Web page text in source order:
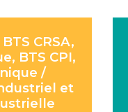
CRSA,
BTS CPI,
/
et